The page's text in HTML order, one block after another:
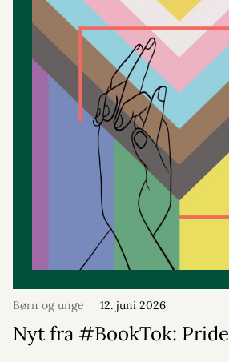
Børn og unge 12. juni 2026
Nyt fra #BookTok: Pride